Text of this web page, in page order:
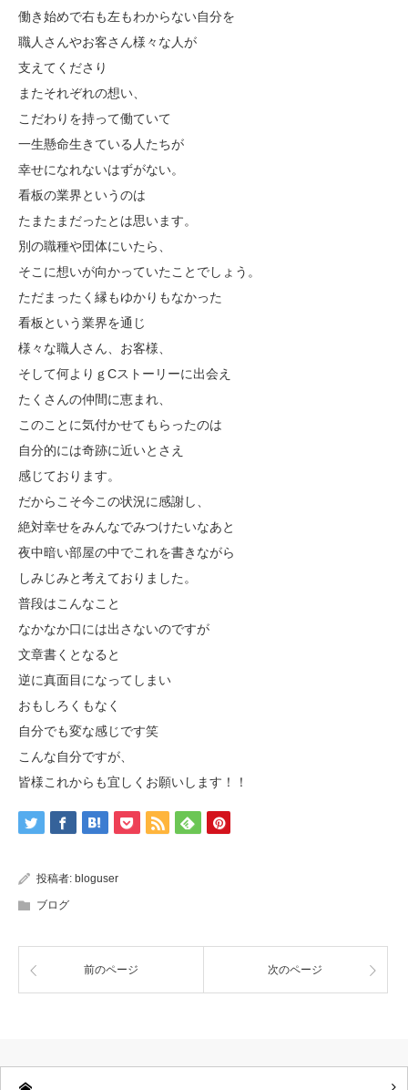
働き始めで右も左もわからない自分を
職人さんやお客さん様々な人が
支えてくださり
またそれぞれの想い、
こだわりを持って働ていて
一生懸命生きている人たちが
幸せになれないはずがない。
看板の業界というのは
たまたまだったとは思います。
別の職種や団体にいたら、
そこに想いが向かっていたことでしょう。
ただまったく縁もゆかりもなかった
看板という業界を通じ
様々な職人さん、お客様、
そして何よりｇCストーリーに出会え
たくさんの仲間に恵まれ、
このことに気付かせてもらったのは
自分的には奇跡に近いとさえ
感じております。
だからこそ今この状況に感謝し、
絶対幸せをみんなでみつけたいなあと
夜中暗い部屋の中でこれを書きながら
しみじみと考えておりました。
普段はこんなこと
なかなか口には出さないのですが
文章書くとなると
逆に真面目になってしまい
おもしろくもなく
自分でも変な感じです笑
こんな自分ですが、
皆様これからも宜しくお願いします！！
投稿者: bloguser
ブログ
前のページ 次のページ